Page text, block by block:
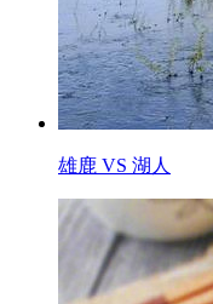
雄鹿 VS 湖人